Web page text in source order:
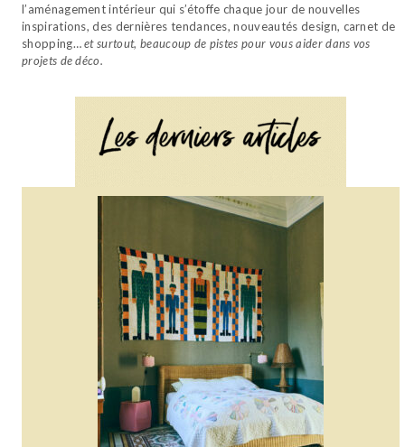
l’aménagement intérieur qui s’étoffe chaque jour de nouvelles
inspirations, des dernières tendances, nouveautés design, carnet de
shopping…et surtout, beaucoup de pistes pour vous aider dans vos
projets de déco.